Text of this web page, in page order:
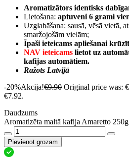
Aromatizātors identisks
Lietošana: aptuveni 6 grami
Uzglabāšana: sausā, vēsā vietā,
smaržojošām vielām;
Īpaši ieteicams apliešanai
NAV ieteicams lietot uz
kafijas automātiem.
Ražots Latvijā
-20%Akcija!€9.90 Original price was:
€7.92.
Daudzums
Aromatizēta maltā kafija Amaretto
Pievienot grozam